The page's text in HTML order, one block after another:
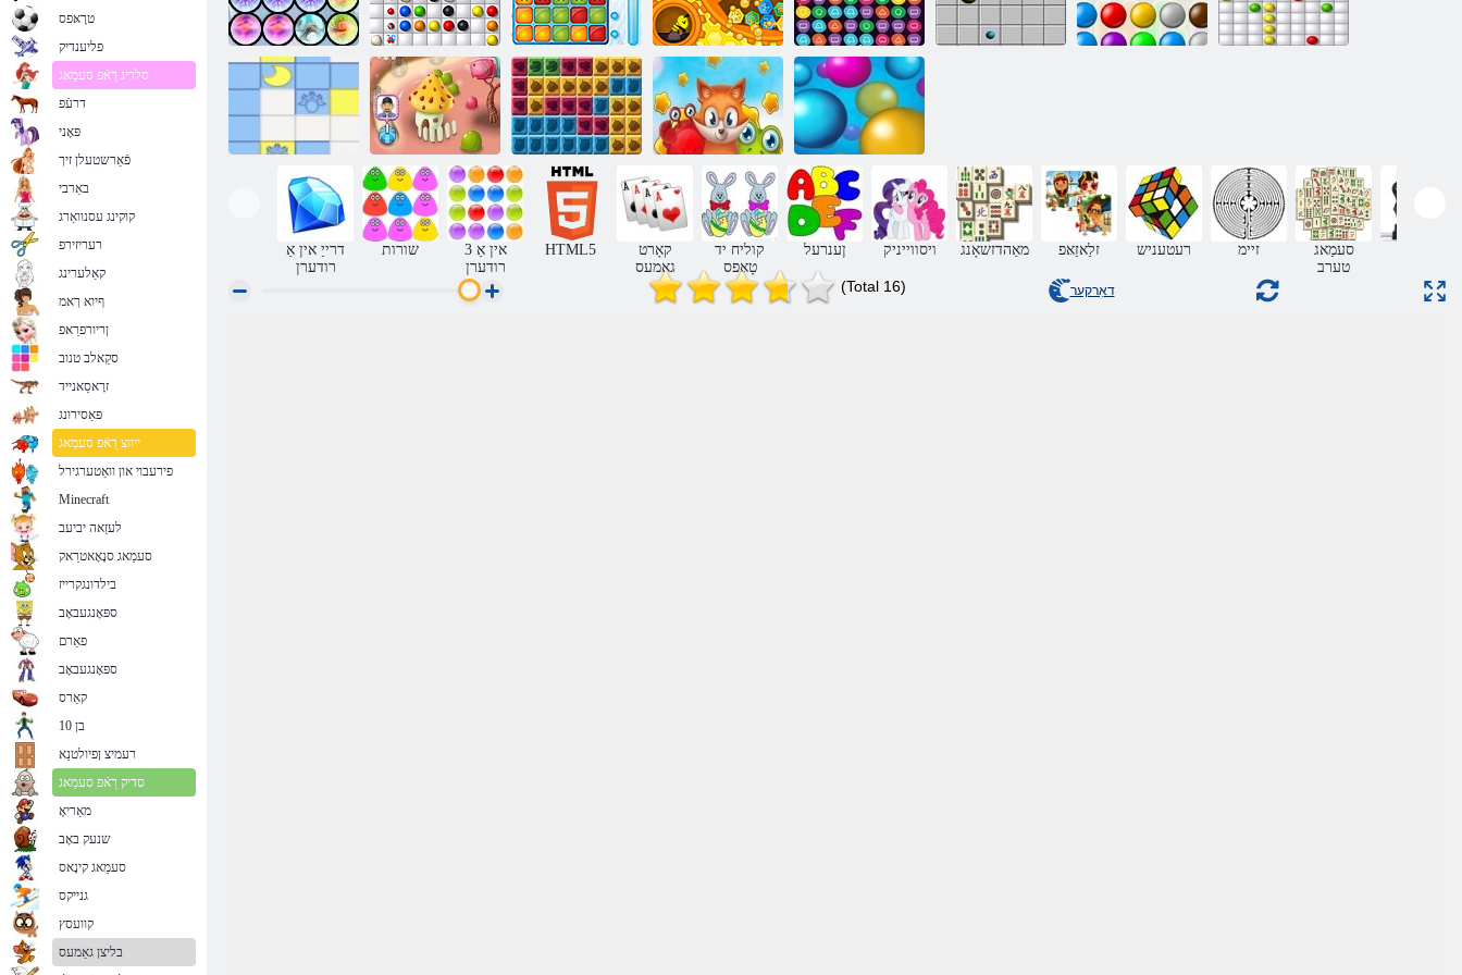
מיינונג דיין
מאַרבלעס
טירוויק בלאָז צעמישונג טיף יאַזדע 2
לינעז ראַק-אָלאַ זשעלע דזשונגלע בלאַקס פאָלקס ברידז פּאָינץ
דרייַ אין אַ
רודערן
שורות
3 אין אַ
רודערן
HTML5
קאָרט
גאַמעס
קוליח יד
טָאּפס
ןענרעל ויסווייניק מאַהדזשאָנג זלַאזַאּפ רעטעניש זיימ
סעמַאג
טערב
(Total 16) דאַרקער
טרָאּפס
פליענדיק
סלריג רַאֿפ סעמַאג
דרעֿפ
פּאָני
פֿאַרשטעלן זיך
באַרבי
קוקינג עסנוואַרג
רעריזירפ
קאַלערינג
ףיוא ךאמ
ןריורפרַאפ
סקַאלב טנוב
זרָאסַאנייד
פּאַסירונג
ייווצ רַאֿפ סעמַאג
פירעבוי און וואַטערגירל
Minecraft
לעזַאה יביעב
סעמַאג סנָאָאטרַאק
בילדונגקרייז
ספּאָנגעבאָב
פאַרם
ספּאָנגעבאָב
קאַרס
בן 10
רעמיצ ןפיולטנַא
סדיק רַאֿפ סעמַאג
מאַריאָ
שנעק באָב
סעמַאג קינָאס
גנייקס
קוועסץ
בליצן גאַמעס